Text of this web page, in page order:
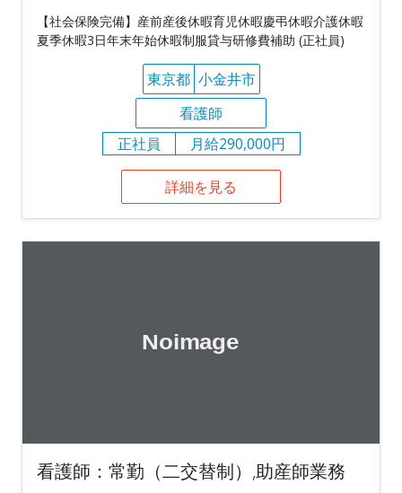
【社会保険完備】産前産後休暇育児休暇慶弔休暇介護休暇
夏季休暇3日年末年始休暇制服貸与研修費補助 (正社員)
東京都 小金井市
看護師
正社員
月給290,000円
詳細を見る
看護師：常勤（二交替制）,助産師業務